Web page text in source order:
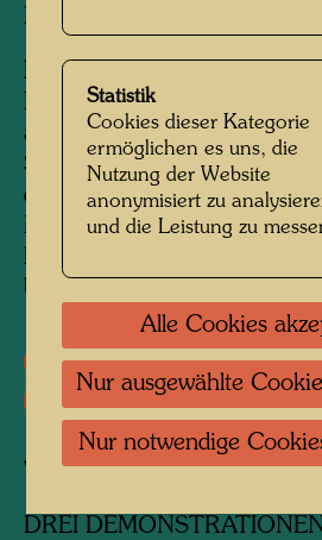
Binderfarben
Information:
Hundertwasser demonstrierte
an der Wohnung der an der
Sendung teilnehmenden
deren Wissen. In der
Mitglieder der Familie mit
konfrontiert und nach ihrer
befragt.
Literatur: Monographien
Verbundene Werke
DREI
Statistik
Cookies dieser Kategorie
ermöglichen es uns, die
Nutzung der Website
anonymisiert zu
und die Leistung zu
Alle Cookies
Nur ausgewählte
Nur notwendige